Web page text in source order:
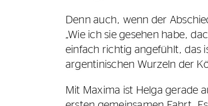
Denn auch, wenn der
„Wie ich sie gesehen habe,
einfach richtig angefühlt, das
argentinischen Wurzeln der
Mit Maxima ist Helga gerade